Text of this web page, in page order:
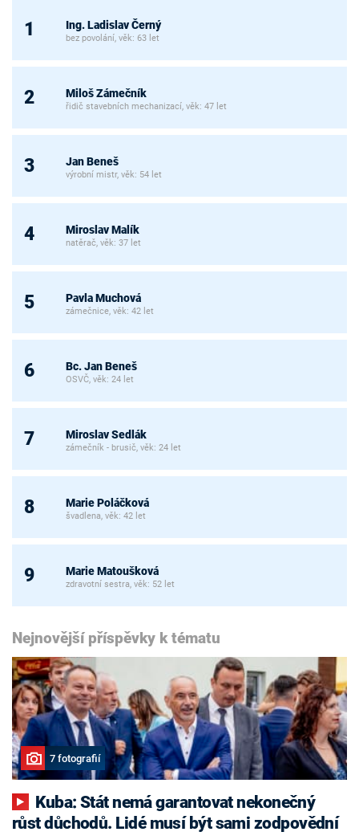
1 Ing. Ladislav Černý
bez povolání, věk: 63 let
2 Miloš Zámečník
řidič stavebních mechanizací, věk: 47 let
3 Jan Beneš
výrobní mistr, věk: 54 let
4 Miroslav Malík
natěrač, věk: 37 let
5 Pavla Muchová
zámečnice, věk: 42 let
6 Bc. Jan Beneš
OSVČ, věk: 24 let
7 Miroslav Sedlák
zámečník - brusič, věk: 24 let
8 Marie Poláčková
švadlena, věk: 42 let
9 Marie Matoušková
zdravotní sestra, věk: 52 let
Nejnovější příspěvky k tématu
7 fotografií
růst důchodů. Lidé musí být sami zodpovědní